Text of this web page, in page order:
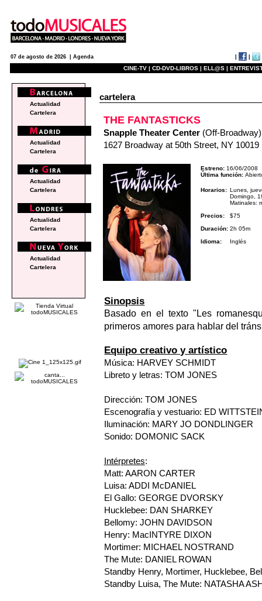
07 de agosto de 2026 | Agenda
CINE-TV | CD-DVD-LIBROS | ELL@S |
cartelera
THE FANTASTICKS
Snapple Theater Center(Off-Broadway)
1627 Broadway at 50th Street, NY 10019
Estreno: 16/06/2008
Última función:
Horarios: Lunes,
Domingo,
Matinales:
Precios:
$75
Duración: 2h 05m
Idioma:
Inglés
Sinopsis
Basado en el texto "Les
primeros amores para hablar del
Equipo creativo y artístico
Música: HARVEY SCHMIDT
Libreto y letras: TOM JONES
Dirección: TOM JONES
Escenografía y vestuario: ED
Iluminación: MARY JO DONDLINGER
Sonido: DOMONIC SACK
Intérpretes:
Matt: AARON CARTER
Luisa: ADDI McDANIEL
El Gallo: GEORGE DVORSKY
Hucklebee: DAN SHARKEY
Bellomy: JOHN DAVIDSON
Henry: MacINTYRE DIXON
Mortimer: MICHAEL NOSTRAND
The Mute: DANIEL ROWAN
Standby Henry, Mortimer, Hucklebee,
Standby Luisa, The Mute: NATASHA
Actualidad
Cartelera
Actualidad
Cartelera
Actualidad
Cartelera
Actualidad
Cartelera
Actualidad
Cartelera